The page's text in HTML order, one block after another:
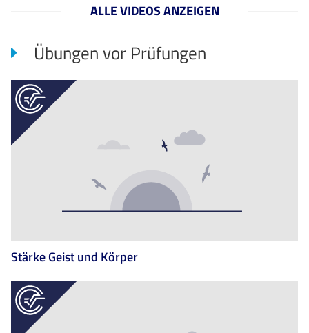
ALLE VIDEOS ANZEIGEN
Übungen vor Prüfungen
Stärke Geist und Körper